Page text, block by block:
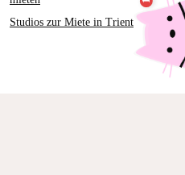
Studios zur Miete in Trient